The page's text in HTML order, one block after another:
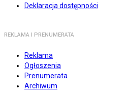
Deklaracja dostępności
REKLAMA I PRENUMERATA
Reklama
Ogłoszenia
Prenumerata
Archiwum